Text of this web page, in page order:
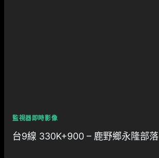
監視器即時影像
台9線 330K+900 – 鹿野鄉永隆部落